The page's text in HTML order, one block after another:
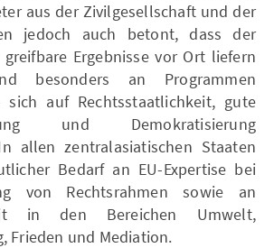
aus der Zivilgesellschaft und der
jedoch auch betont, dass der
Ergebnisse vor Ort liefern
besonders an Programmen
sich auf Rechtsstaatlichkeit, gute
und Demokratisierung
allen zentralasiatischen Staaten
Bedarf an EU-Expertise bei
von Rechtsrahmen sowie an
in den Bereichen Umwelt,
Frieden und Mediation.